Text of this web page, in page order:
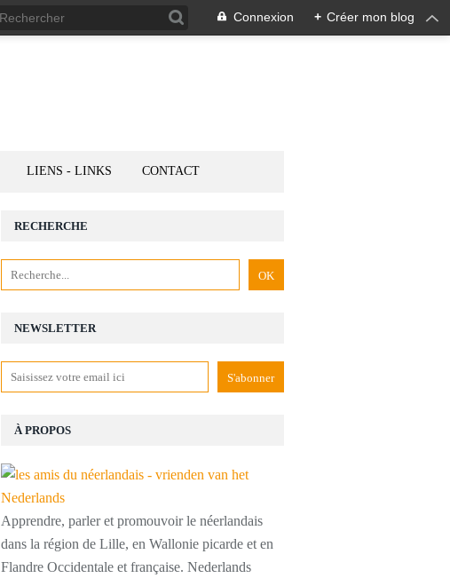
Connexion + Créer mon blog
LIENS - LINKS CONTACT
NEWSLETTER
RECHERCHE
À PROPOS
Apprendre, parler et promouvoir le néerlandais
dans la région de Lille, en Wallonie picarde et en
Flandre Occidentale et française. Nederlands